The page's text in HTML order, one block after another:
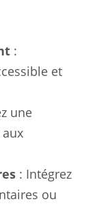
:
et
une
: Intégrez
ou